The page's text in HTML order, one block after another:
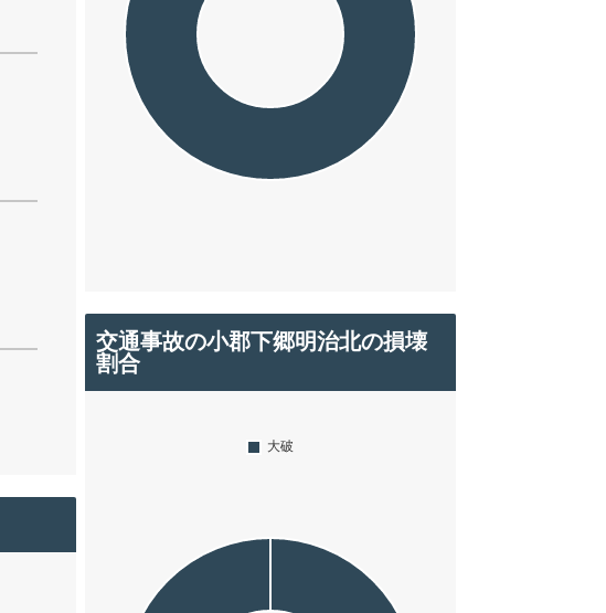
交通事故の小郡下郷明治北の損壊
割合